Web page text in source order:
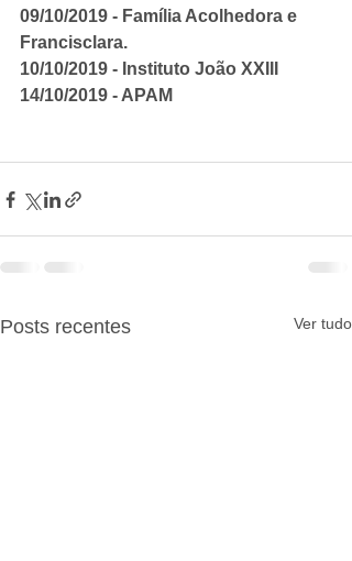
09/10/2019 - Família Acolhedora e
Francisclara.
10/10/2019 - Instituto João XXIII
14/10/2019 - APAM
Posts recentes Ver tudo